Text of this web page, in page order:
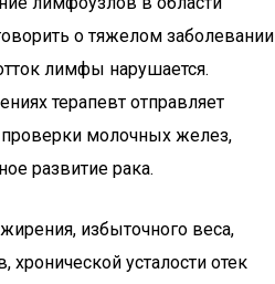
о тяжелом заболевании
лимфы нарушается.
терапевт отправляет
молочных желез,
развитие рака.
избыточного веса,
хронической усталости отек